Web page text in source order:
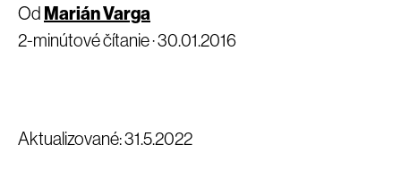
Od Marián Varga
2-minútové čítanie ·30.01.2016
Aktualizované: 31.5.2022